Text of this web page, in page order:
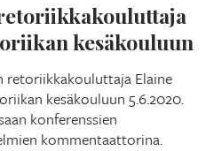
kesäkouluun
retoriikkakouluttaja Elaine
kesäkouluun 5.6.2020.
konferenssien
kommentaattorina.